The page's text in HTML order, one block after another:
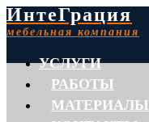
ИнтеГрация
мебельная компания
УСЛУГИ
РАБОТЫ
МАТЕРИАЛЫ